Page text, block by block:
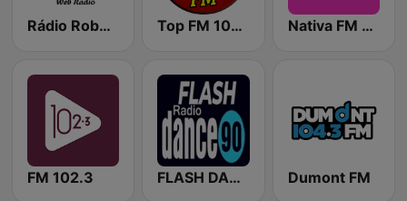
Rádio Roberto Carlos Top FM 104.1 Nativa FM Campinas
FM 102.3 FLASH DANCE 90 Dumont FM